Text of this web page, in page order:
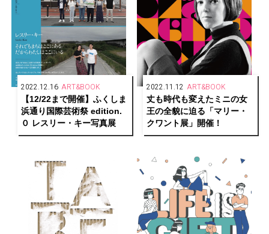
2022.12.16 ART&BOOK
【12/22まで開催】ふくしま
浜通り国際芸術祭 edition.
０ レスリー・キー写真展
2022.11.12 ART&BOOK
丈も時代も変えたミニの女
王の全貌に迫る「マリー・
クワント展」開催！